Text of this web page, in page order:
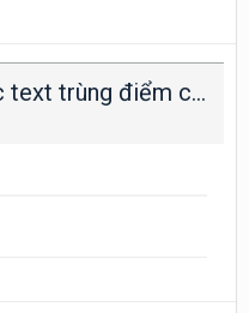
AutoCAD.NET: Chọn các text trùng điểm chèn.